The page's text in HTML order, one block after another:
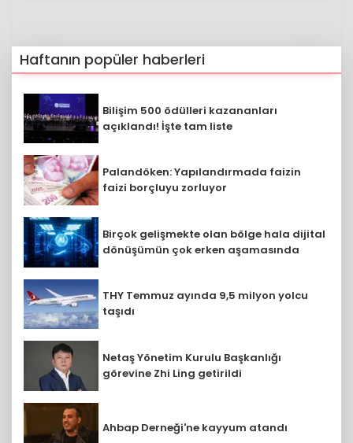
Haftanın popüler haberleri
Bilişim 500 ödülleri kazananları
açıklandı! İşte tam liste
Palandöken: Yapılandırmada faizin
faizi borçluyu zorluyor
Birçok gelişmekte olan bölge hala dijital
dönüşümün çok erken aşamasında
THY Temmuz ayında 9,5 milyon yolcu
taşıdı
Netaş Yönetim Kurulu Başkanlığı
görevine Zhi Ling getirildi
Ahbap Derneği'ne kayyum atandı